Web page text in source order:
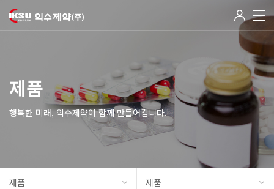
제품
행복한 미래, 익수제약이 함께 만들어갑니다.
제품 제품